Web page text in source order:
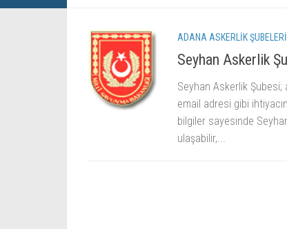
ADANA ASKERLIK ŞUBELERI
Seyhan Askerlik
Seyhan Askerlik
email adresi gibi
bilgiler sayesinde
ulaşabilir,...